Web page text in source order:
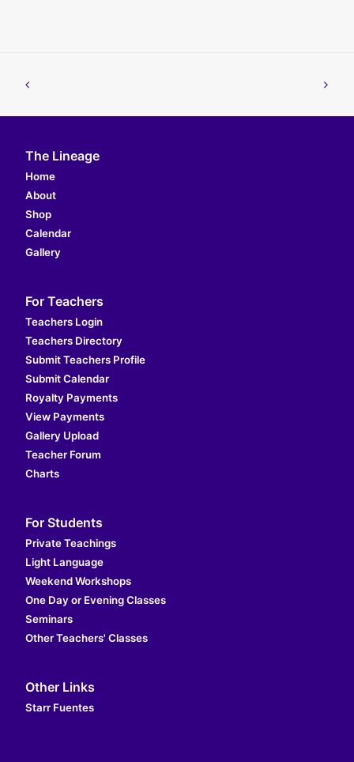
The Lineage
Home
About
Shop
Calendar
Gallery
For Teachers
Teachers Login
Teachers Directory
Submit Teachers Profile
Submit Calendar
Royalty Payments
View Payments
Gallery Upload
Teacher Forum
Charts
For Students
Private Teachings
Light Language
Weekend Workshops
One Day or Evening Classes
Seminars
Other Teachers' Classes
Other Links
Starr Fuentes